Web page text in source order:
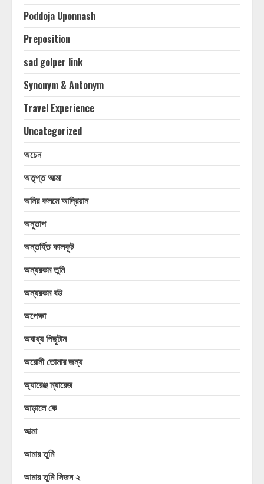
Poddoja Uponnash
Preposition
sad golper link
Synonym & Antonym
Travel Experience
Uncategorized
অচেন
অতৃপ্ত আত্মা
অনির কলমে আদ্রিয়ান
অনুতাপ
অন্তর্হিত কালকূট
অন্যরকম তুমি
অন্যরকম বউ
অপেক্ষা
অবাধ্য পিছুটান
অরোনী তোমার জন্য
অ্যারেঞ্জ ম্যারেজ
আড়ালে কে
আত্মা
আমার তুমি
আমার তুমি সিজন ২